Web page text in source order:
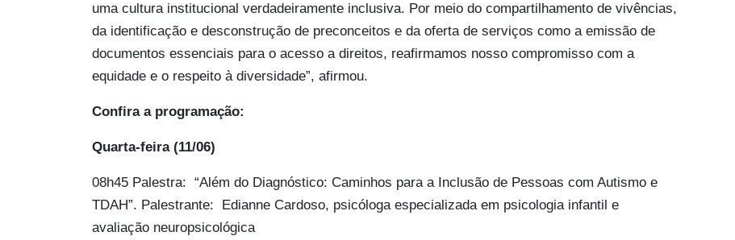
uma cultura institucional verdadeiramente inclusiva. Por meio do compartilhamento de vivências,
da identificação e desconstrução de preconceitos e da oferta de serviços como a emissão de
documentos essenciais para o acesso a direitos, reafirmamos nosso compromisso com a
equidade e o respeito à diversidade”, afirmou.
Confira a programação:
Quarta-feira (11/06)
08h45 Palestra: “Além do Diagnóstico: Caminhos para a Inclusão de Pessoas com Autismo e
TDAH”. Palestrante: Edianne Cardoso, psicóloga especializada em psicologia infantil e
avaliação neuropsicológica